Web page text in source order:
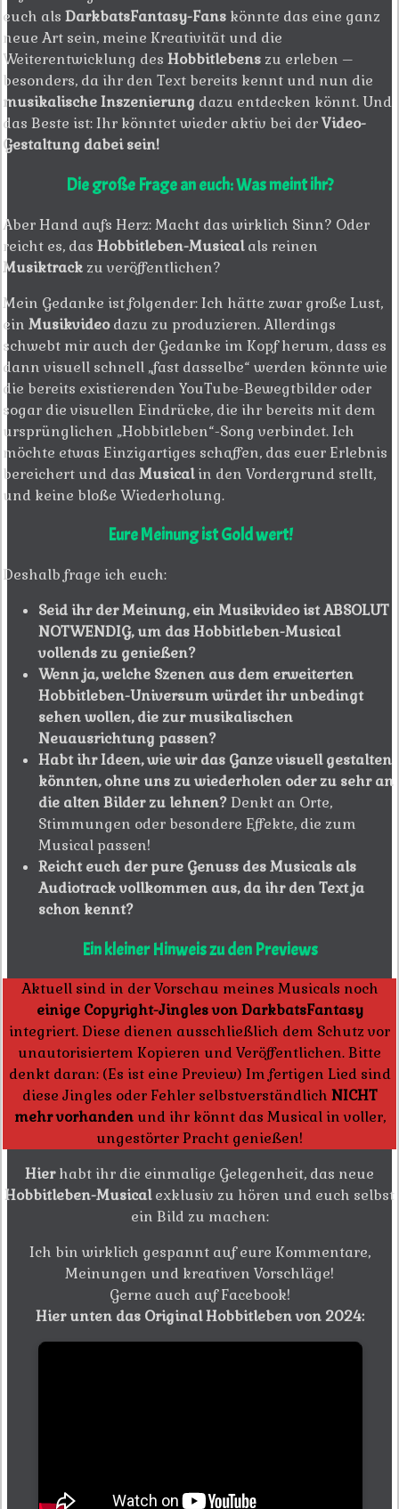
euch als DarkbatsFantasy-Fans könnte das eine ganz
neue Art sein, meine Kreativität und die
Weiterentwicklung des Hobbitlebens zu erleben –
besonders, da ihr den Text bereits kennt und nun die
musikalische Inszenierung dazu entdecken könnt. Und
das Beste ist: Ihr könntet wieder aktiv bei derVideo-
Gestaltung dabei sein!
Die große Frage an euch: Was meint ihr?
Aber Hand aufs Herz: Macht das wirklich Sinn? Oder
reicht es, das Hobbitleben-Musicalals reinen
Musiktrack zu veröffentlichen?
Mein Gedanke ist folgender: Ich hätte zwar große Lust,
ein Musikvideodazu zu produzieren. Allerdings
schwebt mir auch der Gedanke im Kopf herum, dass es
dann visuell schnell „fast dasselbe“ werden könnte wie
die bereits existierenden YouTube-Bewegtbilder oder
sogar die visuellen Eindrücke, die ihr bereits mit dem
ursprünglichen „Hobbitleben“-Song verbindet. Ich
möchte etwas Einzigartiges schaffen, das euer Erlebnis
bereichert und das Musicalin den Vordergrund stellt,
und keine bloße Wiederholung.
Eure Meinung ist Gold wert!
Deshalb frage ich euch:
Seid ihr der Meinung, ein Musikvideo ist ABSOLUT
NOTWENDIG, um das Hobbitleben-Musical
vollends zu genießen?
Wenn ja, welche Szenen aus dem erweiterten
Hobbitleben-Universum würdet ihr unbedingt
sehen wollen, die zur musikalischen
Neuausrichtung passen?
Habt ihr Ideen, wie wir das Ganze visuell gestalten
könnten, ohne uns zu wiederholen oder zu sehr an
die alten Bilder zu lehnen?Denkt an Orte,
Stimmungen oder besondere Effekte, die zum
Musical passen!
Reicht euch der pure Genuss des Musicals als
Audiotrack vollkommen aus, da ihr den Text ja
schon kennt?
Ein kleiner Hinweis zu den Previews
Aktuell sind in der Vorschau meines Musicals noch
einige Copyright-Jingles von DarkbatsFantasy
integriert. Diese dienen ausschließlich dem Schutz vor
unautorisiertem Kopieren und Veröffentlichen. Bitte
denkt daran: (Es ist eine Preview) Im fertigen Lied sind
diese Jingles oder Fehler selbstverständlich NICHT
mehr vorhandenund ihr könnt das Musical in voller,
ungestörter Pracht genießen!
Hierhabt ihr die einmalige Gelegenheit, das neue
Hobbitleben-Musicalexklusiv zu hören und euch selbst
ein Bild zu machen:
Ich bin wirklich gespannt auf eure Kommentare,
Meinungen und kreativen Vorschläge!
Gerne auch auf Facebook!
Hier unten das Original Hobbitleben von 2024: